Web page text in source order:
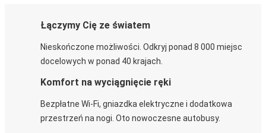
Łączymy Cię ze światem
Nieskończone możliwości. Odkryj ponad 8 000 miejsc
docelowych w ponad 40 krajach.
Komfort na wyciągnięcie ręki
Bezpłatne Wi-Fi, gniazdka elektryczne i dodatkowa
przestrzeń na nogi. Oto nowoczesne autobusy.